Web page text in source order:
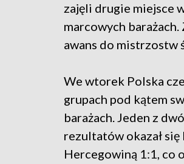
zajęli drugie miejsce
marcowych
awans do mistrzostw
We wtorek Polska
grupach pod kątem
barażach. Jeden z
rezultatów okazał
Hercegowiną 1:1, co